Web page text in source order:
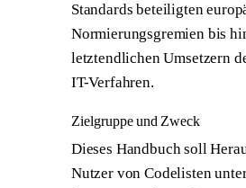
Standards beteiligten
Normierungsgremien bis
letztendlichen Umsetzern
IT-Verfahren.
Zielgruppe und Zweck
Dieses Handbuch soll
Nutzer von Codelisten